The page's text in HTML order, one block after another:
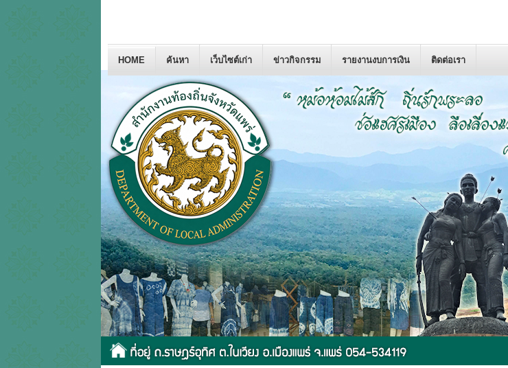
HOME ค้นหา เว็บไซต์เก่า ข่าวกิจกรรม รายงานงบการเงิน ติดต่อเรา